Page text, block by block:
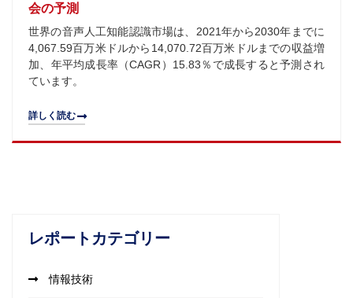
会の予測
世界の音声人工知能認識市場は、2021年から2030年までに
4,067.59百万米ドルから14,070.72百万米ドルまでの収益増
加、年平均成長率（CAGR）15.83％で成長すると予測され
ています。
詳しく読む
レポートカテゴリー
情報技術